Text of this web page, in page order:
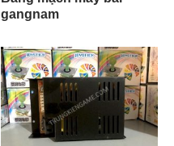
gangnam